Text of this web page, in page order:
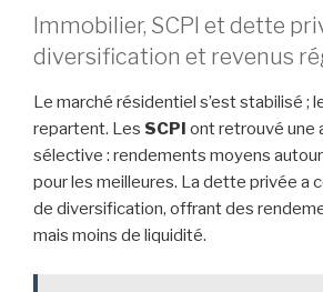
Immobilier, SCPI et dette
diversification et revenus
Le marché résidentiel s’est stabilisé ;
repartent. Les SCPI ont retrouvé une
sélective : rendements moyens
pour les meilleures. La dette privée a
de diversification, offrant des
mais moins de liquidité.